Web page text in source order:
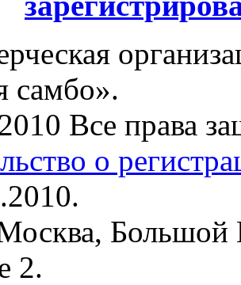
самбо».
Все права
о
Большой
2.